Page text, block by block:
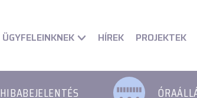
ÜGYFELEINKNEK HÍREK PROJEKTEK
HIBABEJELENTÉS